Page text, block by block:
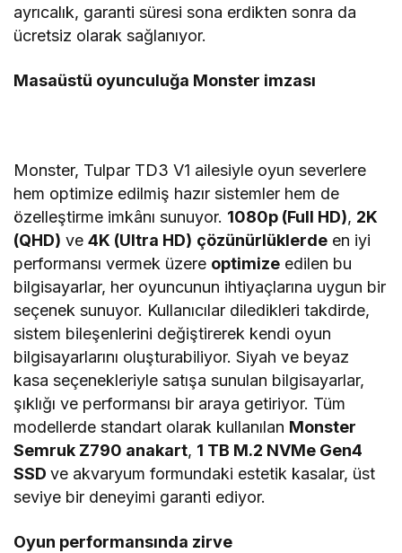
ayrıcalık, garanti süresi sona erdikten sonra da
ücretsiz olarak sağlanıyor.
Masaüstü oyunculuğa Monster imzası
Monster, Tulpar TD3 V1 ailesiyle oyun severlere
hem optimize edilmiş hazır sistemler hem de
özelleştirme imkânı sunuyor. 1080p (Full HD), 2K
(QHD) ve4K (Ultra HD) çözünürlüklerde en iyi
performansı vermek üzere optimize edilen bu
bilgisayarlar, her oyuncunun ihtiyaçlarına uygun bir
seçenek sunuyor. Kullanıcılar diledikleri takdirde,
sistem bileşenlerini değiştirerek kendi oyun
bilgisayarlarını oluşturabiliyor. Siyah ve beyaz
kasa seçenekleriyle satışa sunulan bilgisayarlar,
şıklığı ve performansı bir araya getiriyor. Tüm
modellerde standart olarak kullanılan Monster
Semruk Z790 anakart, 1 TB M.2 NVMe Gen4
SSDve akvaryum formundaki estetik kasalar, üst
seviye bir deneyimi garanti ediyor.
Oyun performansında zirve